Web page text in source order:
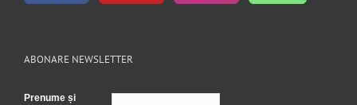
ABONARE NEWSLETTER
Prenume și